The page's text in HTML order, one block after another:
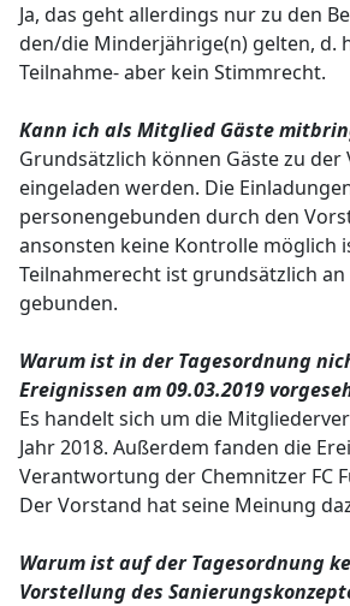
Ja, das geht allerdings nur zu den
den/die Minderjährige(n) gelten, d.
Teilnahme- aber kein Stimmrecht.
Kann ich als Mitglied Gäste
Grundsätzlich können Gäste zu der
eingeladen werden. Die
personengebunden durch den
ansonsten keine Kontrolle möglich
Teilnahmerecht ist grundsätzlich
gebunden.
Warum ist in der Tagesordnung
Ereignissen am 09.03.2019
Es handelt sich um die
Jahr 2018. Außerdem fanden die
Verantwortung der Chemnitzer FC
Der Vorstand hat seine Meinung
Warum ist auf der Tagesordnung
Vorstellung des